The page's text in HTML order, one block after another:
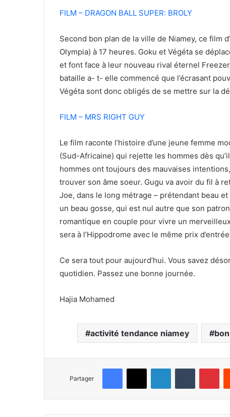
FILM – DRAGON BALL SUPER: BROLY
Second bon plan de la ville de Niamey, ce film
Olympia) à 17 heures. Goku et Végéta se
et font face à leur nouveau rival éternel
bataille a- t- elle commencé que l’écrasant
Végéta sont donc obligés de se mettre sur la
FILM – MRS RIGHT GUY
Le film raconte l’histoire d’une jeune femme
(Sud-Africaine) qui rejette les hommes dès
hommes ont toujours des mauvaises
trouver son âme soeur. Gugu va avoir du fil à
Joe, dans le long métrage – prétendant beau
un beau gosse, qui est nul autre que son
romantique en couple pour vivre un
sera à l’Hippodrome avec le même prix
Ce sera tout pour aujourd’hui. Vous savez
quotidien. Passez une bonne journée.
Hajia Mohamed
activité tendance niamey
Partager